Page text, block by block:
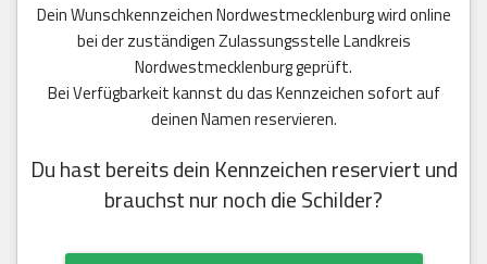
Dein Wunschkennzeichen Nordwestmecklenburg wird online
bei der zuständigen Zulassungsstelle Landkreis
Nordwestmecklenburg geprüft.
Bei Verfügbarkeit kannst du das Kennzeichen sofort auf
deinen Namen reservieren.
Du hast bereits dein Kennzeichen reserviert und
brauchst nur noch die Schilder?